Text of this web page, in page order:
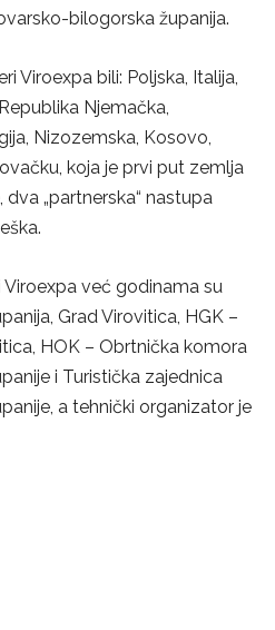
bilogorska županija.
Viroexpa bili: Poljska, Italija,
Njemačka,
Nizozemska, Kosovo,
koja je prvi put zemlja
„partnerska“ nastupa
već godinama su
Grad Virovitica, HGK –
HOK – Obrtnička komora
i Turistička zajednica
a tehnički organizator je